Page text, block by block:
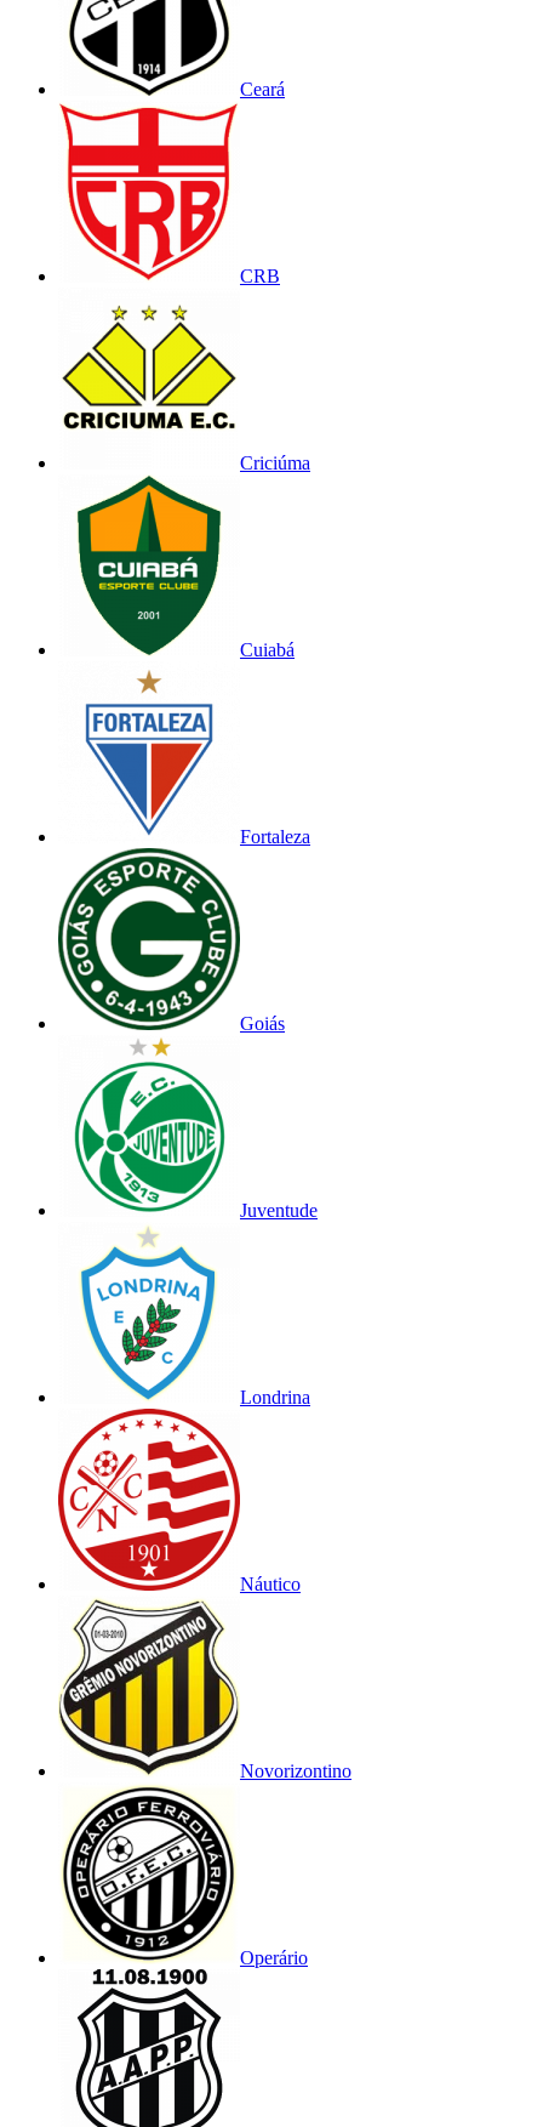
Ceará
CRB
Criciúma
Cuiabá
Fortaleza
Goiás
Juventude
Londrina
Náutico
Novorizontino
Operário